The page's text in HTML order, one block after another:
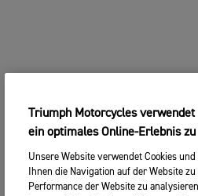
Triumph Motorcycles verwendet
ein optimales Online-Erlebnis
Unsere Website verwendet Cookies
Ihnen die Navigation auf der Website
Performance der Website zu